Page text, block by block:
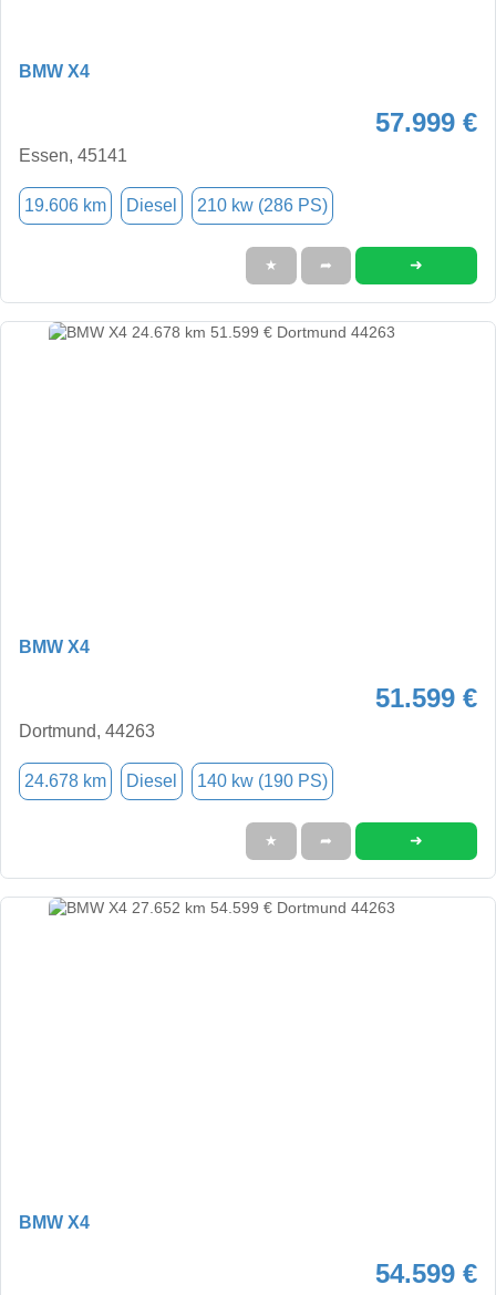
BMW X4
57.999 €
Essen, 45141
19.606 km Diesel 210 kw (286 PS)
★ ➦ ➜
BMW X4
51.599 €
Dortmund, 44263
24.678 km Diesel 140 kw (190 PS)
★ ➦ ➜
BMW X4
54.599 €